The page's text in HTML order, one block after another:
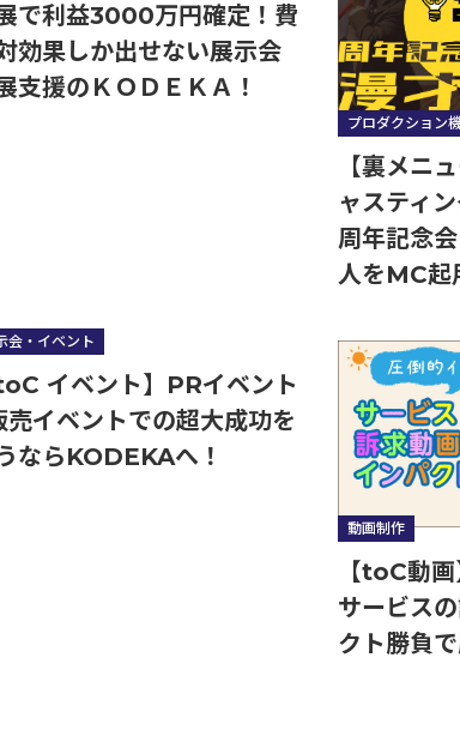
で利益3000万円確定！費
効果しか出せない展示会
支援のＫＯＤＥＫＡ！
プロダクション
【裏メニ
ャスティ
周年記念
人をMC起
研修
会・イベント
toC イベント】PRイベント
売イベントでの超大成功を
ならKODEKAへ！
動画制作
【toC動
サービス
クト勝負